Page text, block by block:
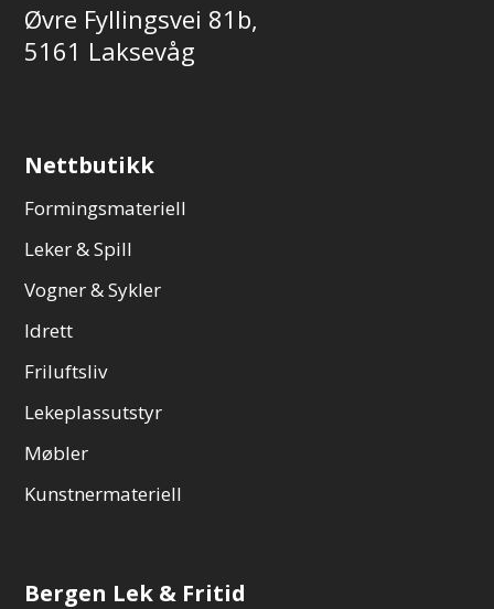
Øvre Fyllingsvei 81b,
5161 Laksevåg
Nettbutikk
Formingsmateriell
Leker & Spill
Vogner & Sykler
Idrett
Friluftsliv
Lekeplassutstyr
Møbler
Kunstnermateriell
Bergen Lek & Fritid